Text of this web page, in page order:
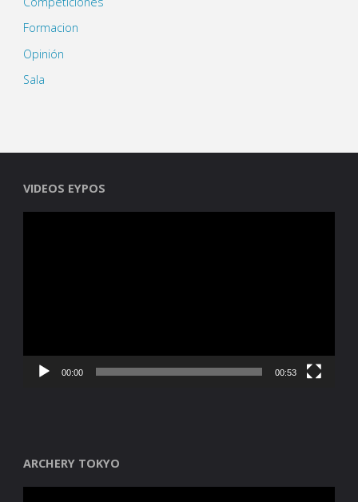
Formacion
Opinión
Sala
VIDEOS EYPOS
00:00 00:53
ARCHERY TOKYO